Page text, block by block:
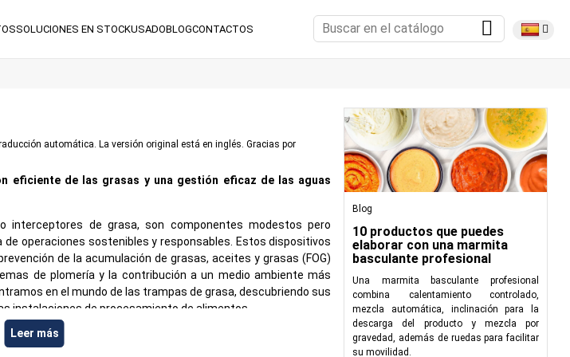
SOLUCIONES EN STOCKUSADOBLOGCONTACTOS
automática. La versión original está en inglés. Gracias por
eficiente de las grasas y una gestión eficaz de las aguas
interceptores de grasa, son componentes modestos pero
operaciones sostenibles y responsables. Estos dispositivos
de la acumulación de grasas, aceites y grasas (FOG)
de plomería y la contribución a un medio ambiente más
en el mundo de las trampas de grasa, descubriendo sus
instalaciones de procesamiento de alimentos.
Leer más
Blog
10 productos que puedes
elaborar con una marmita
basculante profesional
Una marmita basculante profesional
combina calentamiento controlado,
mezcla automática, inclinación para la
descarga del producto y mezcla por
gravedad, además de ruedas para facilitar
su movilidad.